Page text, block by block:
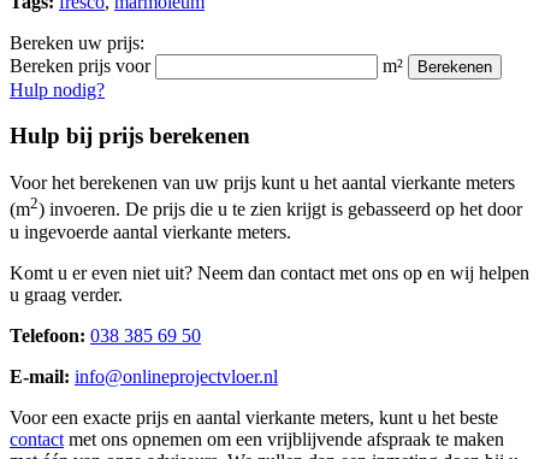
Bereken uw prijs:
Bereken prijs voor
m² Berekenen
Hulp nodig?
Hulp bij prijs berekenen
Voor het berekenen van uw prijs kunt u het aantal vierkante meters
(m2) invoeren. De prijs die u te zien krijgt is gebasseerd op het door
u ingevoerde aantal vierkante meters.
Komt u er even niet uit? Neem dan contact met ons op en wij helpen
u graag verder.
Telefoon: 038 385 69 50
E-mail: info@onlineprojectvloer.nl
Voor een exacte prijs en aantal vierkante meters, kunt u het beste
contact met ons opnemen om een vrijblijvende afspraak te maken